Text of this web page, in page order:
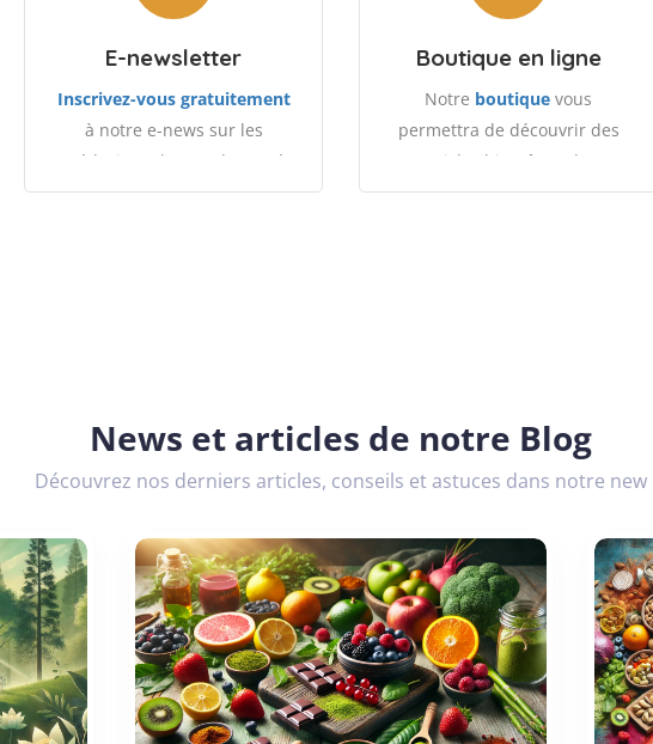
E-newsletter
Inscrivez-vous gratuitement
à notre e-news sur les
médecines douces, la santé
et le bien-être.
Boutique en ligne
Notre boutique vous
permettra de découvrir des
articles bien-être, des
compléments alimentaires, ...
News et articles de notre Blog
Découvrez nos derniers articles, conseils et astuces dans notre new